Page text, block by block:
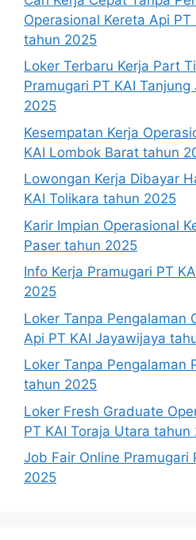
Operasional Kereta Api
tahun 2025
Loker Terbaru Kerja Part
Pramugari PT KAI
2025
Kesempatan Kerja
KAI Lombok Barat tahun
Lowongan Kerja Dibayar
KAI Tolikara tahun 2025
Karir Impian Operasional
Paser tahun 2025
Info Kerja Pramugari PT
2025
Loker Tanpa Pengalaman
Api PT KAI Jayawijaya
Loker Tanpa Pengalaman
tahun 2025
Loker Fresh Graduate
PT KAI Toraja Utara tahun
Job Fair Online Pramugari
2025